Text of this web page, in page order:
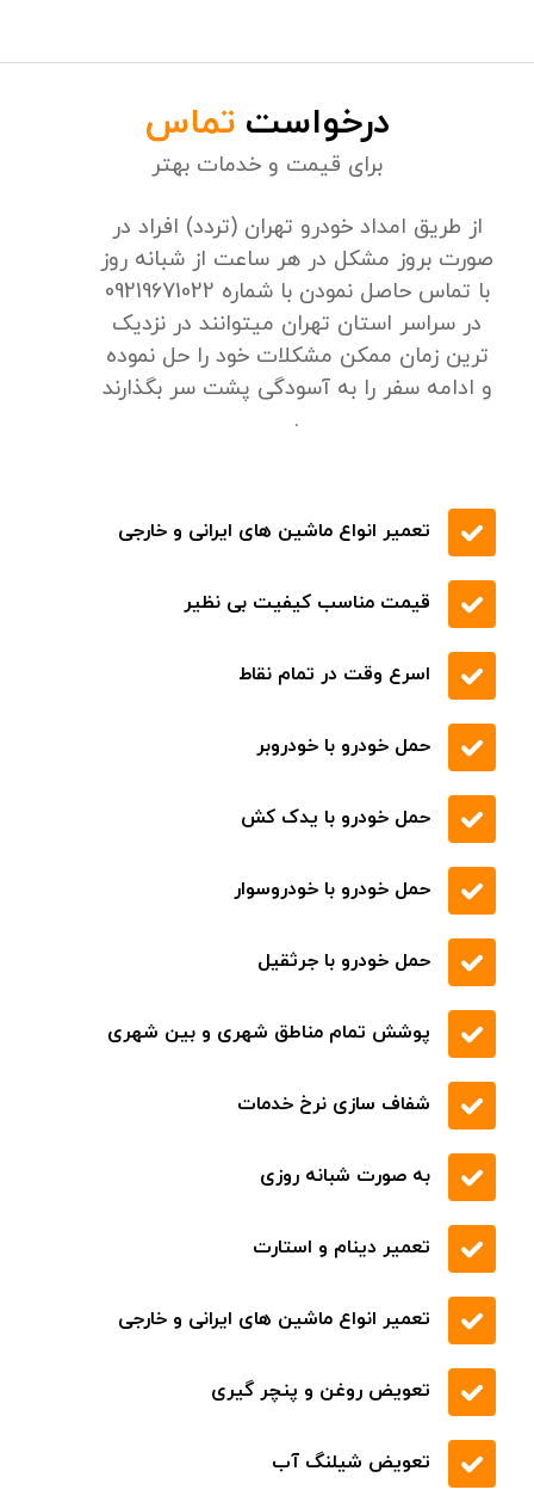
درخواستتماس
برای قیمت و خدمات بهتر
از طریق امداد خودرو تهران (تردد) افراد در
صورت بروز مشکل در هر ساعت از شبانه روز
با تماس حاصل نمودن با شماره 09219671022
در سراسر استان تهران میتوانند در نزدیک
ترین زمان ممکن مشکلات خود را حل نموده
و ادامه سفر را به آسودگی پشت سر بگذارند
.
تعمیر انواع ماشین های ایرانی و خارجی
قیمت مناسب کیفیت بی نظیر
اسرع وقت در تمام نقاط
حمل خودرو با خودروبر
حمل خودرو با یدک کش
حمل خودرو با خودروسوار
حمل خودرو با جرثقیل
پوشش تمام مناطق شهری و بین شهری
شفاف سازی نرخ خدمات
به صورت شبانه روزی
تعمیر دینام و استارت
تعمیر انواع ماشین های ایرانی و خارجی
تعویض روغن و پنچر گیری
تعویض شیلنگ آب